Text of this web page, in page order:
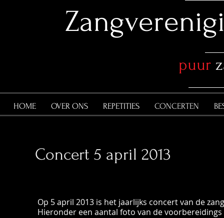
puur
HOME OVER ONS REPETITIES CONCERTEN
Concert 5 april 2013
Op 5 april 2013 is het jaarlijks concert van de
Hieronder een aantal foto van de